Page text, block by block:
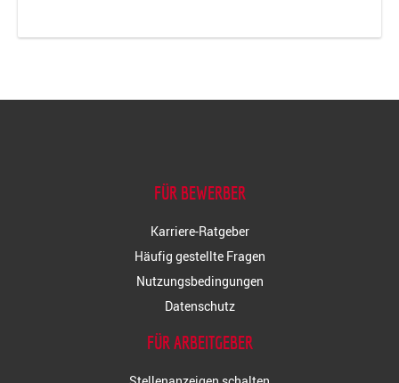
FÜR BEWERBER
Karriere-Ratgeber
Häufig gestellte Fragen
Nutzungsbedingungen
Datenschutz
FÜR ARBEITGEBER